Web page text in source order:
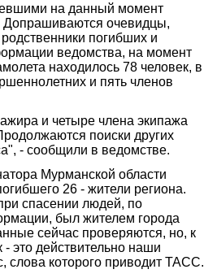
на данный момент
Допрашиваются очевидцы,
погибших и
ведомства, на момент
находилось 78 человек, в
и пять членов
и четыре члена экипажа
поиски других
- сообщили в ведомстве.
Мурманской области
26 - жители региона.
спасении людей, по
был жителем города
сейчас проверяются, но, к
это действительно наши
слова которого приводит ТАСС.